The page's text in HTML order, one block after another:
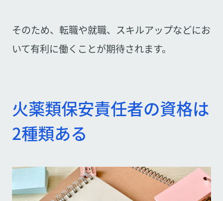
そのため、転職や就職、スキルアップなどにお
いて有利に働くことが期待されます。
火薬類保安責任者の資格は
2種類ある